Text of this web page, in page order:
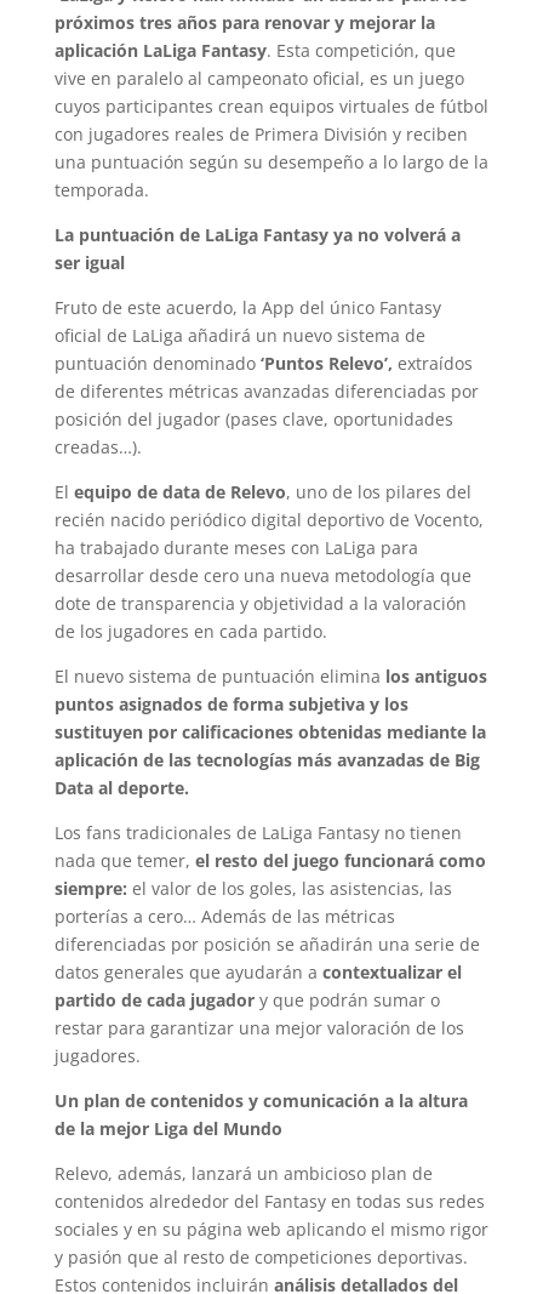
próximos tres años para renovar y mejorar la
aplicación LaLiga Fantasy. Esta competición, que
vive en paralelo al campeonato oficial, es un juego
cuyos participantes crean equipos virtuales de fútbol
con jugadores reales de Primera División y reciben
una puntuación según su desempeño a lo largo de la
temporada.
La puntuación de LaLiga Fantasy ya no volverá a
ser igual
Fruto de este acuerdo, la App del único Fantasy
oficial de LaLiga añadirá un nuevo sistema de
puntuación denominado ‘Puntos Relevo’, extraídos
de diferentes métricas avanzadas diferenciadas por
posición del jugador (pases clave, oportunidades
creadas…).
El equipo de data de Relevo, uno de los pilares del
recién nacido periódico digital deportivo de Vocento,
ha trabajado durante meses con LaLiga para
desarrollar desde cero una nueva metodología que
dote de transparencia y objetividad a la valoración
de los jugadores en cada partido.
El nuevo sistema de puntuación elimina los antiguos
puntos asignados de forma subjetiva y los
sustituyen por calificaciones obtenidas mediante la
aplicación de las tecnologías más avanzadas de Big
Data al deporte.
Los fans tradicionales de LaLiga Fantasy no tienen
nada que temer, el resto del juego funcionará como
siempre: el valor de los goles, las asistencias, las
porterías a cero… Además de las métricas
diferenciadas por posición se añadirán una serie de
datos generales que ayudarán a contextualizar el
partido de cada jugadory que podrán sumar o
restar para garantizar una mejor valoración de los
jugadores.
Un plan de contenidos y comunicación a la altura
de la mejor Liga del Mundo
Relevo, además, lanzará un ambicioso plan de
contenidos alrededor del Fantasy en todas sus redes
sociales y en su página web aplicando el mismo rigor
y pasión que al resto de competiciones deportivas.
Estos contenidos incluirán análisis detallados del